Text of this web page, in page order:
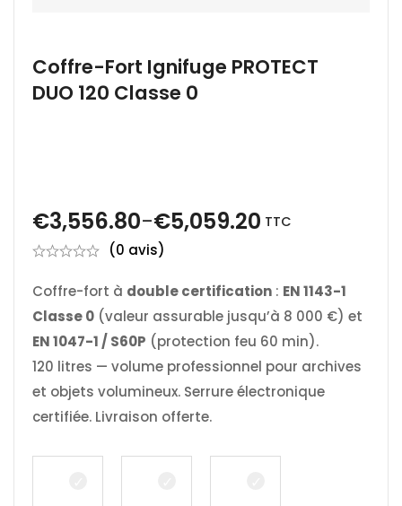
Coffre-Fort Ignifuge PROTECT
DUO 120 Classe 0
€3,556.80–€5,059.20 TTC
(0 avis)
Coffre-fort à double certification : EN 1143-1
Classe 0 (valeur assurable jusqu’à 8 000 €) et
EN 1047-1 / S60P (protection feu 60 min).
120 litres — volume professionnel pour archives
et objets volumineux. Serrure électronique
certifiée. Livraison offerte.